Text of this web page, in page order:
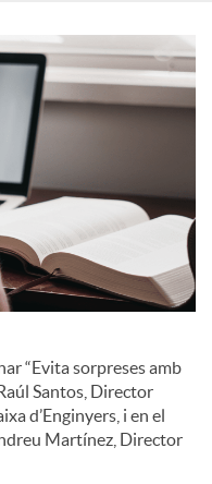
“Evita sorpreses amb
Santos, Director
d’Enginyers, i en el
Martínez, Director